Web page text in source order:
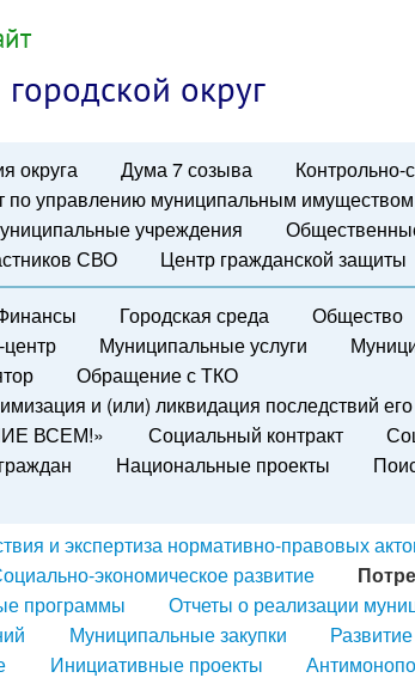
округ
округа Дума 7 созыва
Контрольно-
по управлению муниципальным имуществом
учреждения
СВО Центр гражданской защиты
Городская среда Общество
Муниципальные услуги
Обращение с ТКО
и (или) ликвидация последствий
ВСЕМ!»
Социальный контракт
Национальные проекты
и экспертиза нормативно-правовых
экономическое развитие
программы
Отчеты о реализации
Муниципальные закупки
Инициативные проекты